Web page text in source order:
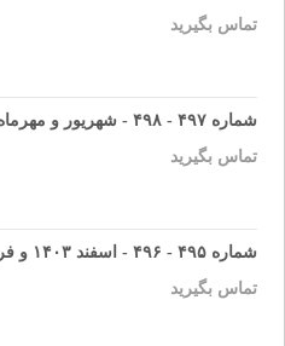
تماس بگیرید
شماره ۴۹۷ - ۴۹۸ - شهریور و مهرماه ۱۴۰۴
تماس بگیرید
شماره ۴۹۵ - ۴۹۶ - اسفند ۱۴۰۳ و فروردین ۱۴۰۴
تماس بگیرید